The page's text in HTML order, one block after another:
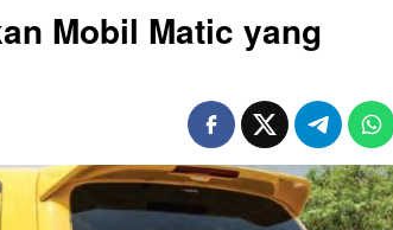
Mobil Matic yang